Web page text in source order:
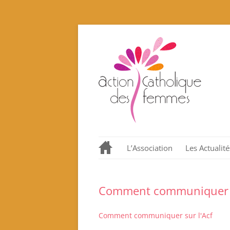
L’Association
Nos valeurs promues et
Que proposons nous ?
Les
Comment communiquer
Comment communiquer sur l'Acf